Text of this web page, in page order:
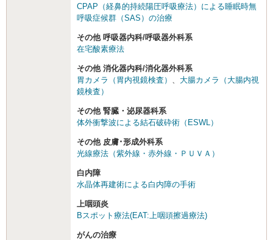
CPAP（経鼻的持続陽圧呼吸療法）による睡眠時無
呼吸症候群（SAS）の治療
その他 呼吸器内科/呼吸器外科系
在宅酸素療法
その他 消化器内科/消化器外科系
胃カメラ（胃内視鏡検査）
大腸カメラ（大腸内視
鏡検査）
その他 腎臓・泌尿器科系
体外衝撃波による結石破砕術（ESWL）
その他 皮膚･形成外科系
光線療法（紫外線・赤外線・ＰＵＶＡ）
白内障
水晶体再建術による白内障の手術
上咽頭炎
Bスポット療法(EAT:上咽頭擦過療法)
がんの治療